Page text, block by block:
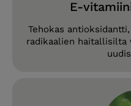
E-
Tehokas
radikaalien